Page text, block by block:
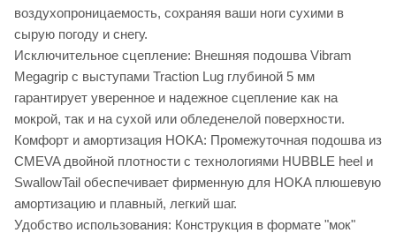
воздухопроницаемость, сохраняя ваши ноги сухими в
сырую погоду и снегу.
Исключительное сцепление: Внешняя подошва Vibram
Megagrip с выступами Traction Lug глубиной 5 мм
гарантирует уверенное и надежное сцепление как на
мокрой, так и на сухой или обледенелой поверхности.
Комфорт и амортизация HOKA: Промежуточная подошва из
CMEVA двойной плотности с технологиями HUBBLE heel и
SwallowTail обеспечивает фирменную для HOKA плюшевую
амортизацию и плавный, легкий шаг.
Удобство использования: Конструкция в формате "мок"